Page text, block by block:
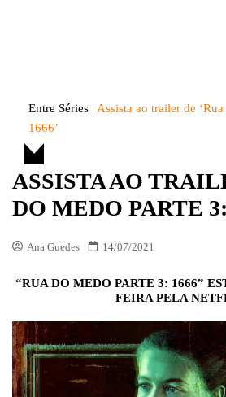
Entre Séries | Assista ao trailer de
1666’
ASSISTA AO
DO MEDO PARTE 3:
Ana Guedes 14/07/2021
“RUA DO MEDO PARTE 3: 1666”
FEIRA PELA